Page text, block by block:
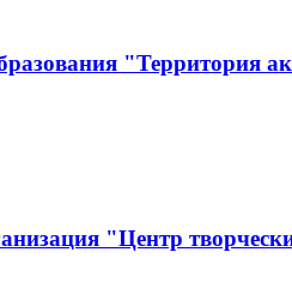
"Территория
"Центр